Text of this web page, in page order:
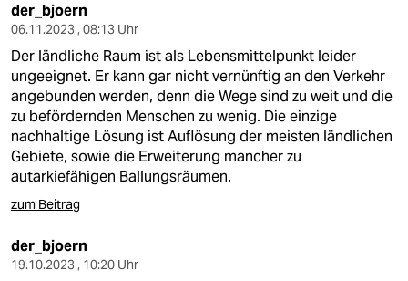
der_bjoern
06.11.2023 , 08:13 Uhr
Der ländliche Raum ist als Lebensmittelpunkt leider
ungeeignet. Er kann gar nicht vernünftig an den Verkehr
angebunden werden, denn die Wege sind zu weit und die
zu befördernden Menschen zu wenig. Die einzige
nachhaltige Lösung ist Auflösung der meisten ländlichen
Gebiete, sowie die Erweiterung mancher zu
autarkiefähigen Ballungsräumen.
zum Beitrag
der_bjoern
19.10.2023 , 10:20 Uhr